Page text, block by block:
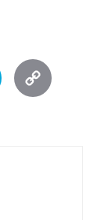
Hatena